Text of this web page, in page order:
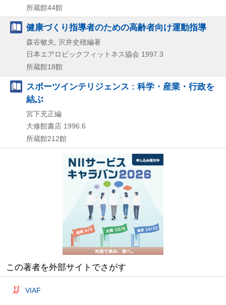
所蔵館44館
健康づくり指導者のための高齢者向け運動指導
森谷敏夫, 沢井史穂編著
日本エアロビックフィットネス協会 1997.3
所蔵館18館
スポーツインテリジェンス : 科学・産業・行政を
結ぶ
宮下充正編
大修館書店 1996.6
所蔵館212館
この著者を外部サイトでさがす
VIAF